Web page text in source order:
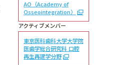
AO（Academy of
Osseointegration）
アクティブメンバー
東京医科歯科大学大学院
医歯学総合研究科 口腔
再生再建学分野